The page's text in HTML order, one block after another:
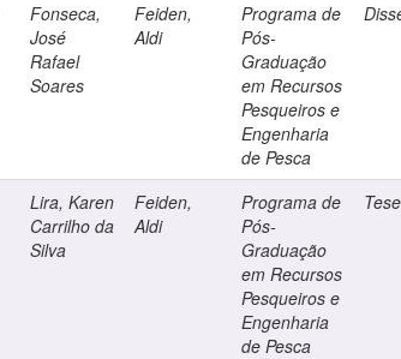
Fonseca,
José
Rafael
Soares
Feiden,
Aldi
Programa de
Pós-
Graduação
em Recursos
Pesqueiros e
Engenharia
de Pesca
Lira, Karen
Carrilho da
Silva
Feiden,
Aldi
Programa de
Pós-
Graduação
em Recursos
Pesqueiros e
Engenharia
de Pesca
Tese